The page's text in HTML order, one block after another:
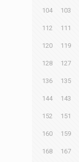
103
104
111
112
119
120
127
128
135
136
143
144
151
152
159
160
167
168